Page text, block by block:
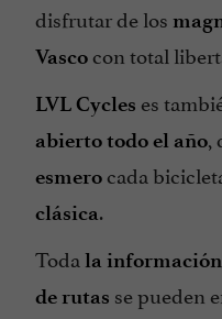
disfrutar de los
Vasco con total
LVL Cycles es
abierto todo el año,
esmero cada
clásica.
Toda la
de rutas se pueden